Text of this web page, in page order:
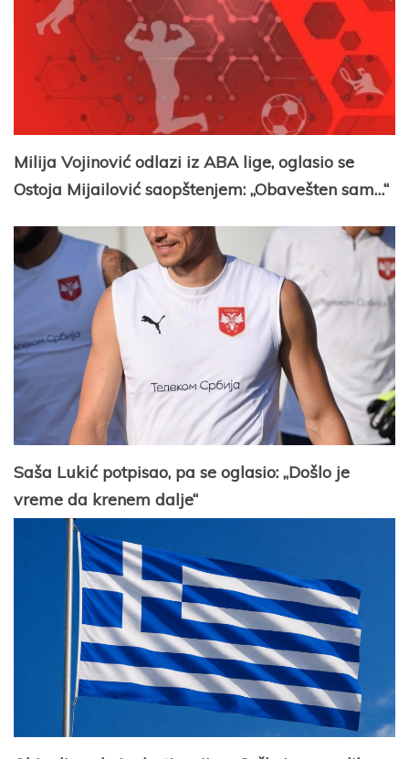
Milija Vojinović odlazi iz ABA lige, oglasio se
Ostoja Mijailović saopštenjem: „Obavešten sam…“
Saša Lukić potpisao, pa se oglasio: „Došlo je
vreme da krenem dalje“